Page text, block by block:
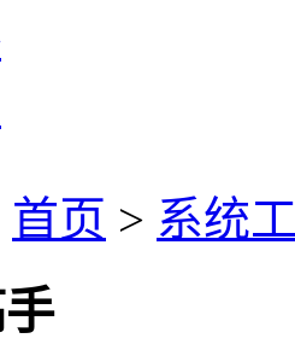
首页 > 系统